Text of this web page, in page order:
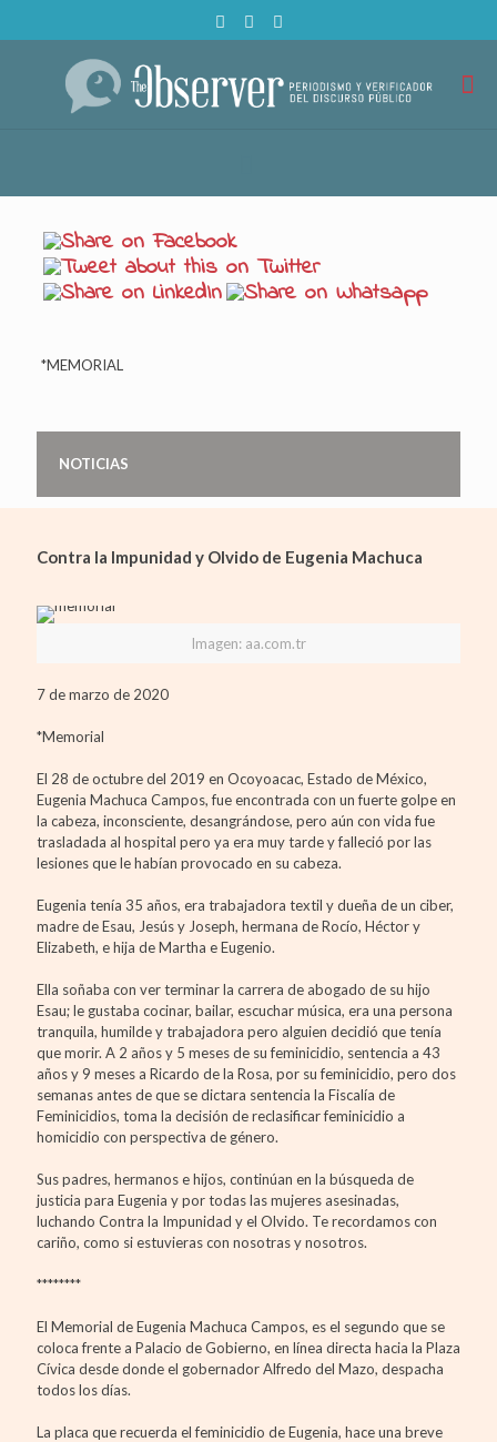
*MEMORIAL
NOTICIAS
Contra la Impunidad y Olvido de Eugenia Machuca
Imagen: aa.com.tr
7 de marzo de 2020
*Memorial
El 28 de octubre del 2019 en Ocoyoacac, Estado de México,
Eugenia Machuca Campos, fue encontrada con un fuerte golpe en
la cabeza, inconsciente, desangrándose, pero aún con vida fue
trasladada al hospital pero ya era muy tarde y falleció por las
lesiones que le habían provocado en su cabeza.
Eugenia tenía 35 años, era trabajadora textil y dueña de un ciber,
madre de Esau, Jesús y Joseph, hermana de Rocío, Héctor y
Elizabeth, e hija de Martha e Eugenio.
Ella soñaba con ver terminar la carrera de abogado de su hijo
Esau; le gustaba cocinar, bailar, escuchar música, era una persona
tranquila, humilde y trabajadora pero alguien decidió que tenía
que morir. A 2 años y 5 meses de su feminicidio, sentencia a 43
años y 9 meses a Ricardo de la Rosa, por su feminicidio, pero dos
semanas antes de que se dictara sentencia la Fiscalía de
Feminicidios, toma la decisión de reclasificar feminicidio a
homicidio con perspectiva de género.
Sus padres, hermanos e hijos, continúan en la búsqueda de
justicia para Eugenia y por todas las mujeres asesinadas,
luchando Contra la Impunidad y el Olvido. Te recordamos con
cariño, como si estuvieras con nosotras y nosotros.
********
El Memorial de Eugenia Machuca Campos, es el segundo que se
coloca frente a Palacio de Gobierno, en línea directa hacia la Plaza
Cívica desde donde el gobernador Alfredo del Mazo, despacha
todos los días.
La placa que recuerda el feminicidio de Eugenia, hace una breve